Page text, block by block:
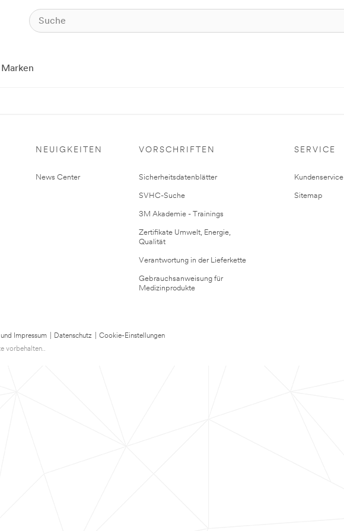
Marken
NEUIGKEITEN
News Center
VORSCHRIFTEN
Sicherheitsdatenblätter
SVHC-Suche
3M Akademie - Trainings
Zertifikate Umwelt, Energie,
Qualität
Verantwortung in der Lieferkette
Gebrauchsanweisung für
Medizinprodukte
SERVICE
Kundenservice
Sitemap
Impressum Datenschutz
Cookie-Einstellungen
vorbehalten..